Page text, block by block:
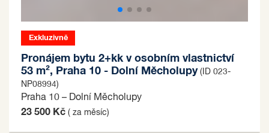
Exkluzivně
Pronájem bytu 2+kk v osobním vlastnictví
53 m², Praha 10 - Dolní Měcholupy(ID 023-
NP08994)
Praha 10 – Dolní Měcholupy
23 500 Kč ( za měsíc)